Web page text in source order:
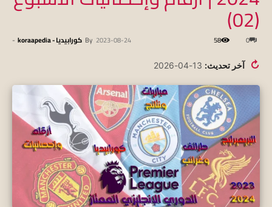
(02)
By كورابيديا - koraapedia - 2023-08-24 0
58
↻ آخر تحديث: 13-04-2026